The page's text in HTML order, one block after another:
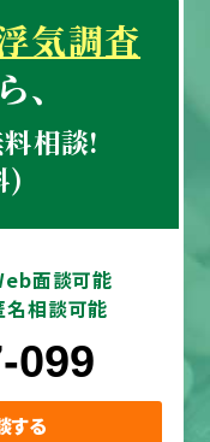
気調査
、
相談!
)
面談可能
名相談可能
099
する